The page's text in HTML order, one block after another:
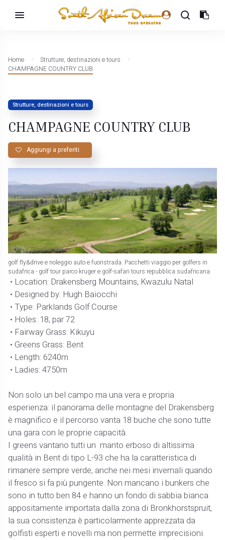
Home
Strutture, destinazioni e tours
CHAMPAGNE COUNTRY CLUB
Strutture, destinazioni e tours
CHAMPAGNE COUNTRY CLUB
Aggiungi a preferiti
golf fly&drive e noleggio auto e fuoristrada. Pacchetti viaggio per golfers in
sudafrica - golf tour parco kruger e golf-safari tours repubblica sudafricana
• Location: Drakensberg Mountains, Kwazulu Natal
• Designed by: Hugh Baiocchi
• Type: Parklands Golf Course
• Holes: 18, par 72
• Fairway Grass: Kikuyu
• Greens Grass: Bent
• Length: 6240m
• Ladies: 4750m
Non solo un bel campo ma una vera e propria
esperienza: il panorama delle montagne del Drakensberg
è magnifico e il percorso vanta 18 buche che sono tutte
una gara con le proprie capacità.
I greens vantano tutti un manto erboso di altissima
qualità in Bent di tipo L-93 che ha la caratteristica di
rimanere sempre verde, anche nei mesi invernali quando
il fresco si fa più pungente. Non mancano i bunkers che
sono in tutto ben 84 e hanno un fondo di sabbia bianca
appositamente importata dalla zona di Bronkhorstspruit,
la sua consistenza è particolarmente apprezzata da
golfisti esperti e novelli ma non permette imprecisioni.